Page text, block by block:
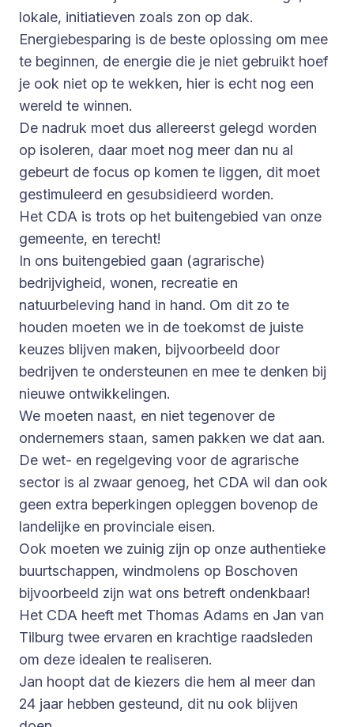
lokale, initiatieven zoals zon op dak.
Energiebesparing is de beste oplossing om mee
te beginnen, de energie die je niet gebruikt hoef
je ook niet op te wekken, hier is echt nog een
wereld te winnen.
De nadruk moet dus allereerst gelegd worden
op isoleren, daar moet nog meer dan nu al
gebeurt de focus op komen te liggen, dit moet
gestimuleerd en gesubsidieerd worden.
Het CDA is trots op het buitengebied van onze
gemeente, en terecht!
In ons buitengebied gaan (agrarische)
bedrijvigheid, wonen, recreatie en
natuurbeleving hand in hand. Om dit zo te
houden moeten we in de toekomst de juiste
keuzes blijven maken, bijvoorbeeld door
bedrijven te ondersteunen en mee te denken bij
nieuwe ontwikkelingen.
We moeten naast, en niet tegenover de
ondernemers staan, samen pakken we dat aan.
De wet- en regelgeving voor de agrarische
sector is al zwaar genoeg, het CDA wil dan ook
geen extra beperkingen opleggen bovenop de
landelijke en provinciale eisen.
Ook moeten we zuinig zijn op onze authentieke
buurtschappen, windmolens op Boschoven
bijvoorbeeld zijn wat ons betreft ondenkbaar!
Het CDA heeft met Thomas Adams en Jan van
Tilburg twee ervaren en krachtige raadsleden
om deze idealen te realiseren.
Jan hoopt dat de kiezers die hem al meer dan
24 jaar hebben gesteund, dit nu ook blijven